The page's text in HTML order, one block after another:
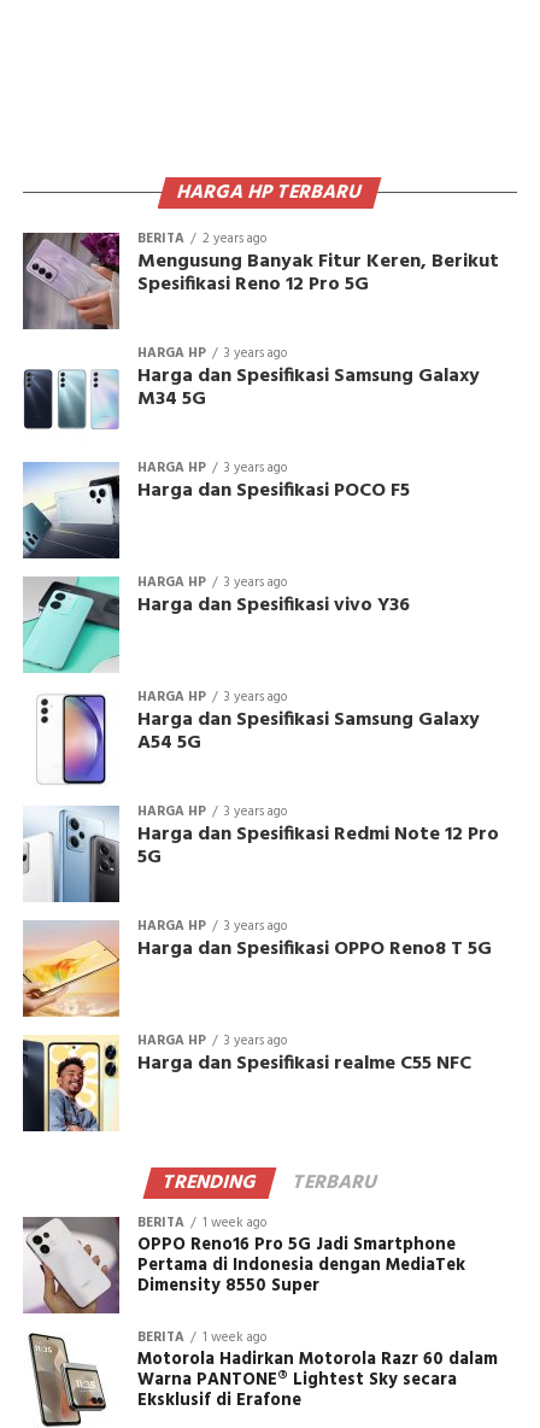
HARGA HP TERBARU
BERITA 2 years ago
Mengusung Banyak Fitur Keren, Berikut
Spesifikasi Reno 12 Pro 5G
HARGA HP 3 years ago
Harga dan Spesifikasi Samsung Galaxy
M34 5G
HARGA HP 3 years ago
Harga dan Spesifikasi POCO F5
HARGA HP 3 years ago
Harga dan Spesifikasi vivo Y36
HARGA HP 3 years ago
Harga dan Spesifikasi Samsung Galaxy
A54 5G
HARGA HP 3 years ago
Harga dan Spesifikasi Redmi Note 12 Pro
5G
HARGA HP 3 years ago
Harga dan Spesifikasi OPPO Reno8 T 5G
HARGA HP 3 years ago
Harga dan Spesifikasi realme C55 NFC
TRENDING TERBARU
BERITA 1 week ago
OPPO Reno16 Pro 5G Jadi Smartphone
Pertama di Indonesia dengan MediaTek
Dimensity 8550 Super
BERITA 1 week ago
Motorola Hadirkan Motorola Razr 60 dalam
Warna PANTONE® Lightest Sky secara
Eksklusif di Erafone